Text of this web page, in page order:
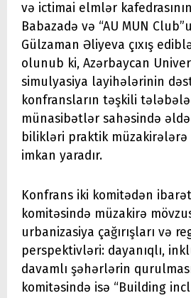
və ictimai elmlər
Babazadə və “AU MUN
Gülzaman Əliyeva çıxış
olunub ki, Azərbaycan
simulyasiya layihələrinin
konfransların təşkili
münasibətlər sahəsində
bilikləri praktik
imkan yaradır.
Konfrans iki komitədən
komitəsində müzakirə
urbanizasiya çağırışları və
perspektivləri: dayanıqlı,
davamlı şəhərlərin
komitəsində isə “Building